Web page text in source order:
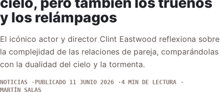
y los relámpagos
El icónico actor y director Clint Eastwood reflexiona sobre
la complejidad de las relaciones de pareja, comparándolas
con la dualidad del cielo y la tormenta.
NOTICIAS PUBLICADO 11 JUNIO 2026
4 MIN DE LECTURA
MARTÍN SALAS